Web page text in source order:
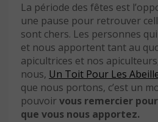
La période des fêtes est
une pause pour retrouver
sont chers. Les personnes
et nous apportent tant au
apicultrices et nos
nous, Un Toit Pour Les
que nous portons, c’est un
pouvoirvous remercier
que vous nous apportez.